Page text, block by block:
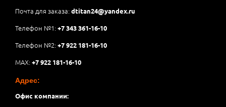
Почта для заказа:dtitan24@yandex.ru
Телефон №1:+7 343 361-16-10
Телефон №2:+7 922 181-16-10
MAX:+7 922 181-16-10
Адрес:
Офис компании: